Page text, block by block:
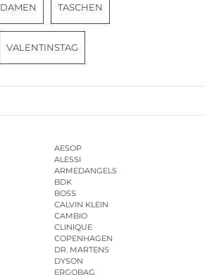
DAMEN TASCHEN
VALENTINSTAG
AESOP
ALESSI
ARMEDANGELS
BDK
BOSS
CALVIN KLEIN
CAMBIO
CLINIQUE
COPENHAGEN
DR. MARTENS
DYSON
ERGOBAG